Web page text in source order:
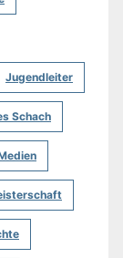
Jugendleiter
Schach